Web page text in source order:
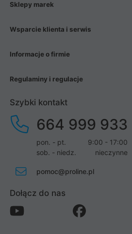
Sklepy marek
Wsparcie klienta i serwis
Informacje o firmie
Regulaminy i regulacje
Szybki kontakt
664 999 933
pon. - pt.
9:00 - 17:00
sob. - niedz.
nieczynne
pomoc@proline.pl
Dołącz do nas